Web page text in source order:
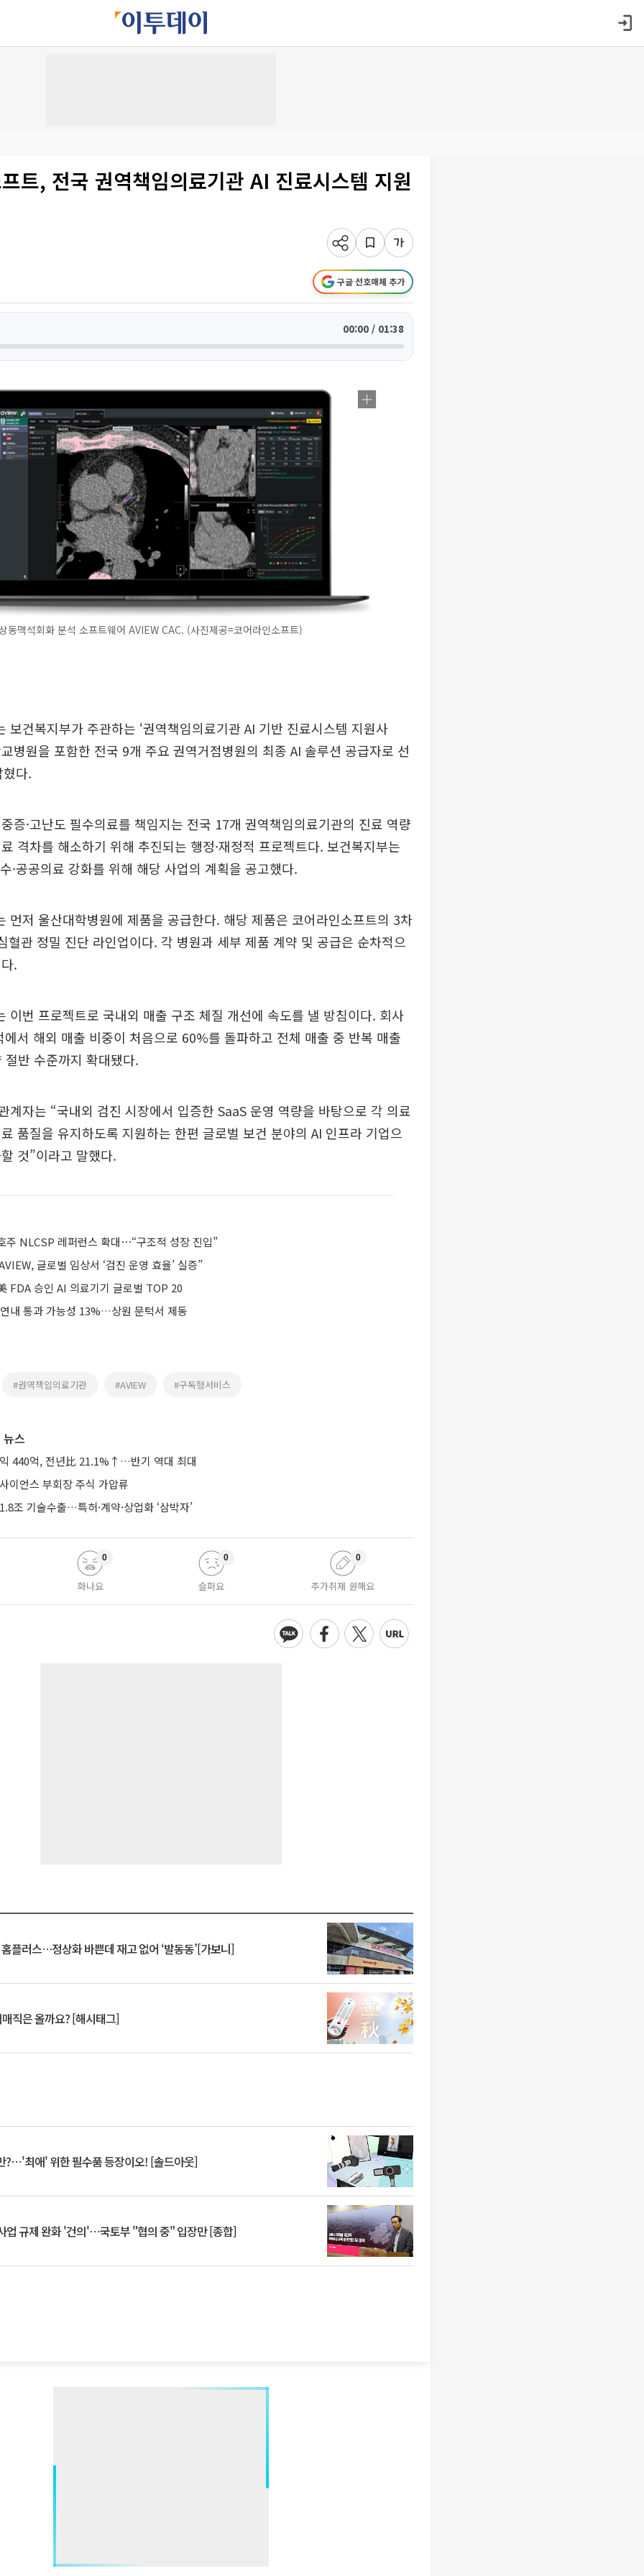
트, 전국 권역책임의료기관 AI 진료시스템 지원
구글 선호매체 추가
00:00 / 01:38
맥석회화 분석 소프트웨어 AVIEW CAC. (사진제공=코어라인소프트)
보건복지부가 주관하는 ‘권역책임의료기관 AI 기반 진료시스템 지원사
병원을 포함한 전국 9개 주요 권역거점병원의 최종 AI 솔루션 공급자로 선
다.
증·고난도 필수의료를 책임지는 전국 17개 권역책임의료기관의 진료 역량
격차를 해소하기 위해 추진되는 행정·재정적 프로젝트다. 보건복지부는
·공공의료 강화를 위해 해당 사업의 계획을 공고했다.
먼저 울산대학병원에 제품을 공급한다. 해당 제품은 코어라인소프트의 3차
혈관 정밀 진단 라인업이다. 각 병원과 세부 제품 계약 및 공급은 순차적으
.
이번 프로젝트로 국내외 매출 구조 체질 개선에 속도를 낼 방침이다. 회사
서 해외 매출 비중이 처음으로 60%를 돌파하고 전체 매출 중 반복 매출
절반 수준까지 확대됐다.
계자는 “국내외 검진 시장에서 입증한 SaaS 운영 역량을 바탕으로 각 의료
품질을 유지하도록 지원하는 한편 글로벌 보건 분야의 AI 인프라 기업으
것”이라고 말했다.
주 NLCSP 레퍼런스 확대⋯“구조적 성장 진입”
글로벌 임상서 ‘검진 운영 효율’ 실증”
FDA 승인 AI 의료기기 글로벌 TOP 20
내 통과 가능성 13%…상원 문턱서 제동
#권역책임의료기관 #AVIEW #구독형서비스
스
440억, 전년比 21.1%↑…반기 역대 최대
이언스 부회장 주식 가압류
조 기술수출…특허·계약·상업화 ‘삼박자’
화나요
0
슬퍼요
0
추가취재 원해요
0
플러스…정상화 바쁜데 재고 없어 ‘발동동’[가보니]
직은 올까요? [해시태그]
?⋯'최애' 위한 필수품 등장이오! [솔드아웃]
업 규제 완화 '건의'⋯국토부 "협의 중" 입장만 [종합]